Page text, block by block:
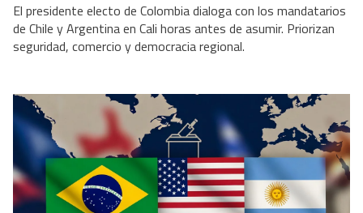
El presidente electo de Colombia dialoga con los mandatarios
de Chile y Argentina en Cali horas antes de asumir. Priorizan
seguridad, comercio y democracia regional.